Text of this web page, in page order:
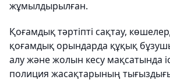
жұмылдырылған.
Қоғамдық тәртіпті сақтау,
қоғамдық орындарда құқық
алу және жолын кесу мақсатында
полиция жасақтарының